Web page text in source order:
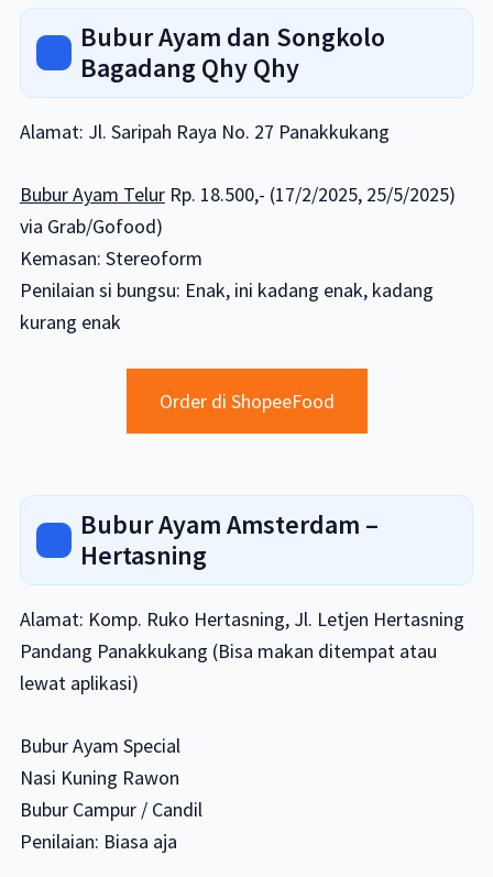
Bubur Ayam dan Songkolo
Bagadang Qhy Qhy
Alamat: Jl. Saripah Raya No. 27 Panakkukang
Bubur Ayam TelurRp. 18.500,- (17/2/2025, 25/5/2025)
via Grab/Gofood)
Kemasan: Stereoform
Penilaian si bungsu: Enak, ini kadang enak, kadang
kurang enak
Order di ShopeeFood
Bubur Ayam Amsterdam –
Hertasning
Alamat: Komp. Ruko Hertasning, Jl. Letjen Hertasning
Pandang Panakkukang (Bisa makan ditempat atau
lewat aplikasi)
Bubur Ayam Special
Nasi Kuning Rawon
Bubur Campur / Candil
Penilaian: Biasa aja